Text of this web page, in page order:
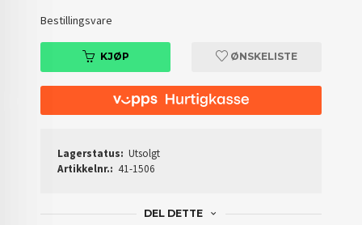
Bestillingsvare
KJØP ØNSKELISTE
Lagerstatus: Utsolgt
Artikkelnr.: 41-1506
DEL DETTE